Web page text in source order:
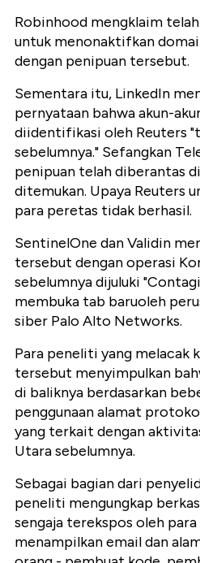
Robinhood mengklaim
untuk menonaktifkan
dengan penipuan tersebut.
Sementara itu, LinkedIn
pernyataan bahwa akun-
diidentifikasi oleh Reuters
sebelumnya." Sefangkan
penipuan telah diberantas
ditemukan. Upaya Reuters
para peretas tidak berhasil.
SentinelOne dan Validin
tersebut dengan operasi
sebelumnya dijuluki
membuka tab baruoleh
siber Palo Alto Networks.
Para peneliti yang melacak
tersebut menyimpulkan
di baliknya berdasarkan
penggunaan alamat
yang terkait dengan
Utara sebelumnya.
Sebagai bagian dari
peneliti mengungkap
sengaja terekspos oleh
menampilkan email dan